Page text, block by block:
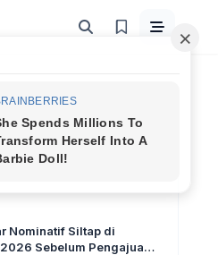
Desa Terbaru 2026
Latihan CAT Berbasis
Nominatif Siltap di
Sebelum Pengajuan